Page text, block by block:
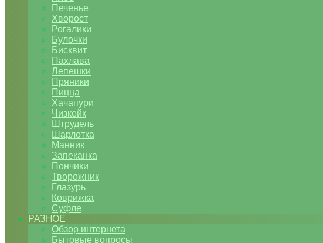
Печенье
Хворост
Рогалики
Булочки
Бисквит
Пахлава
Лепешки
Пряники
Пицца
Хачапури
Чизкейк
Штрудель
Шарлотка
Манник
Запеканка
Пончики
Творожник
Глазурь
Коврижка
Суфле
РАЗНОЕ
Обзор интернета
Бытовые вопросы